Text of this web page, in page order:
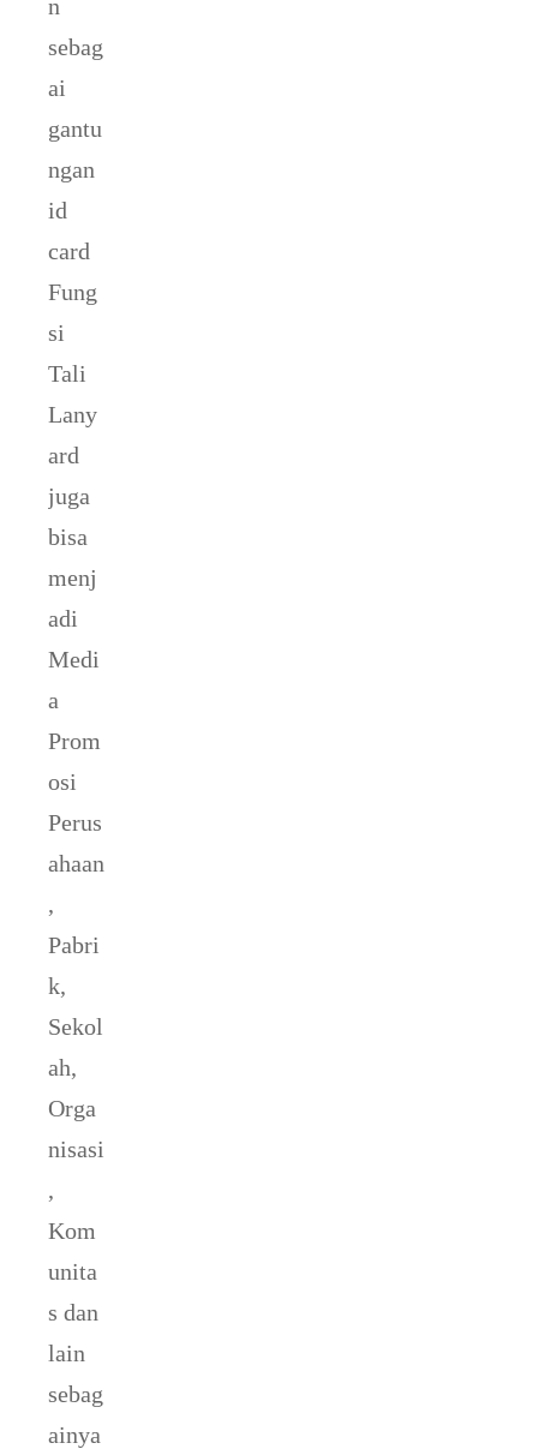
n
sebag
ai
gantu
ngan
id
card
Fung
si
Tali
Lany
ard
juga
bisa
menj
adi
Medi
a
Prom
osi
Perus
ahaan
,
Pabri
k,
Sekol
ah,
Orga
nisasi
,
Kom
unita
s dan
lain
sebag
ainya